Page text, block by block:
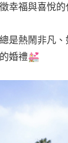
幸福與喜悅的
是熱鬧非凡
婚禮💒